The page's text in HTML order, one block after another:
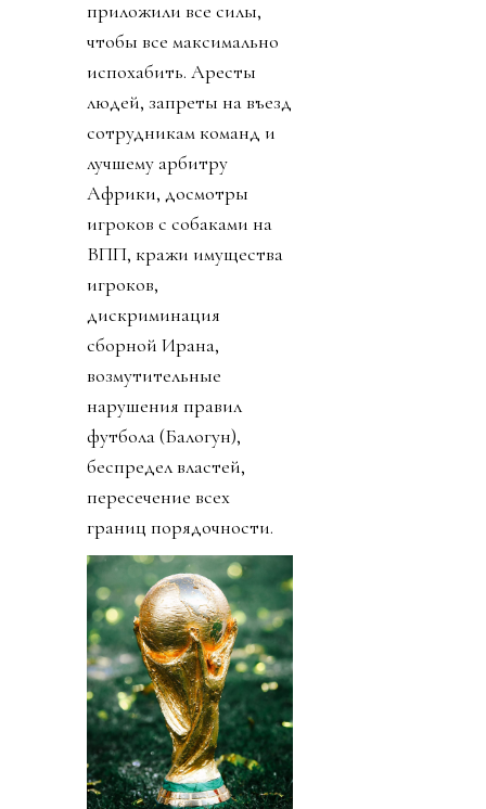
приложили все силы,
чтобы все максимально
испохабить. Аресты
людей, запреты на въезд
сотрудникам команд и
лучшему арбитру
Африки, досмотры
игроков с собаками на
ВПП, кражи имущества
игроков,
дискриминация
сборной Ирана,
возмутительные
нарушения правил
футбола (Балогун),
беспредел властей,
пересечение всех
границ порядочности.